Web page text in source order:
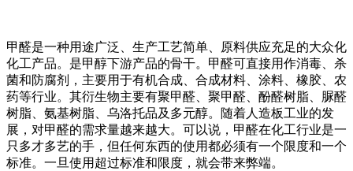
甲醛是一种用途广泛、生产工艺简单、原料供应充足的大众化
化工产品。是甲醇下游产品的骨干。甲醛可直接用作消毒、杀
菌和防腐剂，主要用于有机合成、合成材料、涂料、橡胶、农
药等行业。其衍生物主要有聚甲醛、聚甲醛、酚醛树脂、脲醛
树脂、氨基树脂、乌洛托品及多元醇。随着人造板工业的发
展，对甲醛的需求量越来越大。可以说，甲醛在化工行业是一
只多才多艺的手，但任何东西的使用都必须有一个限度和一个
标准。一旦使用超过标准和限度，就会带来弊端。